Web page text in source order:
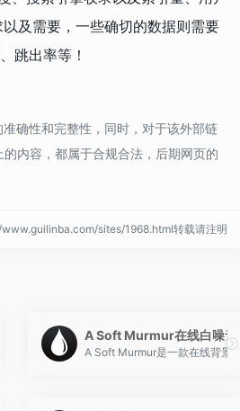
及需要，一些确切的数据则需要
跳出率等！
确性和完整性，同时，对于该外部链
内容，都属于合规合法，后期网页的
sites/1968.html转载请注明
声音......
听听“下雨声”。
A Soft Murmur在线白噪音
A Soft Murmur是一款在线背景